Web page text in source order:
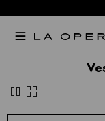

pause grid_view